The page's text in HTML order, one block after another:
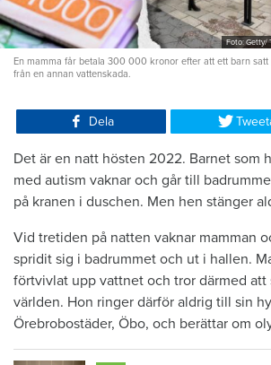
Foto: Getty/
En mamma får betala 300 000 kronor efter att ett barn
från en annan vattenskada.
Dela
Det är en natt hösten 2022. Barnet som
med autism vaknar och går till
på kranen i duschen. Men hen stänger
Vid tretiden på natten vaknar mamman
spridit sig i badrummet och ut i hallen.
förtvivlat upp vattnet och tror därmed att
världen. Hon ringer därför aldrig till sin
Örebrobostäder, Öbo, och berättar om